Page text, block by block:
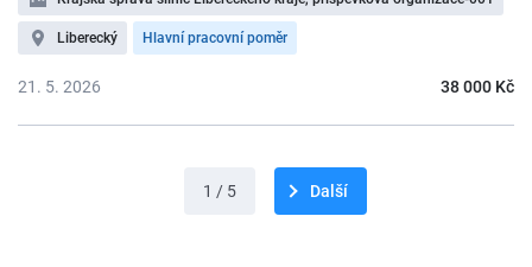
Liberecký Hlavní pracovní poměr
38 000 Kč
21. 5. 2026
1 / 5 Další